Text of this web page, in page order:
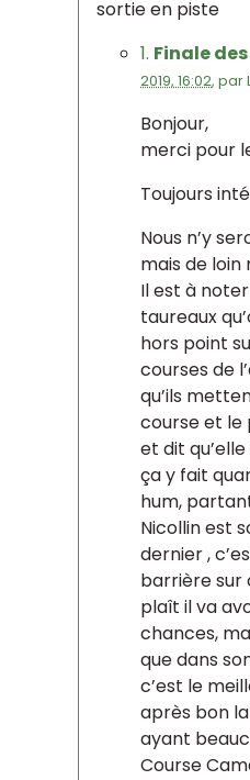
sortie en piste
1. Finale des
2019, 16:02, par
Bonjour,
merci pour
Toujours
Nous n’y
mais de loin
Il est à
taureaux
hors point
courses de
qu’ils
course et
et dit
ça y fait
hum,
Nicollin est
dernier ,
barrière sur
plaît il va
chances,
que dans
c’est le
après bon
ayant
Course